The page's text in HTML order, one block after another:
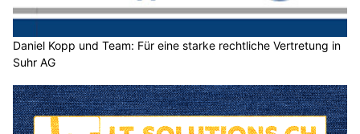
Daniel Kopp und Team: Für eine starke rechtliche Vertretung in
Suhr AG